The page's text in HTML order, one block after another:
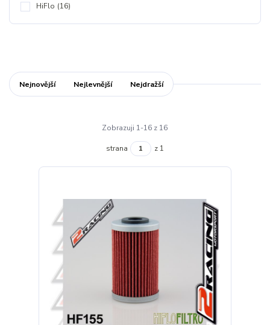
HiFlo (16)
Nejnovější Nejlevnější Nejdražší
Zobrazuji 1-16 z 16
strana z 1